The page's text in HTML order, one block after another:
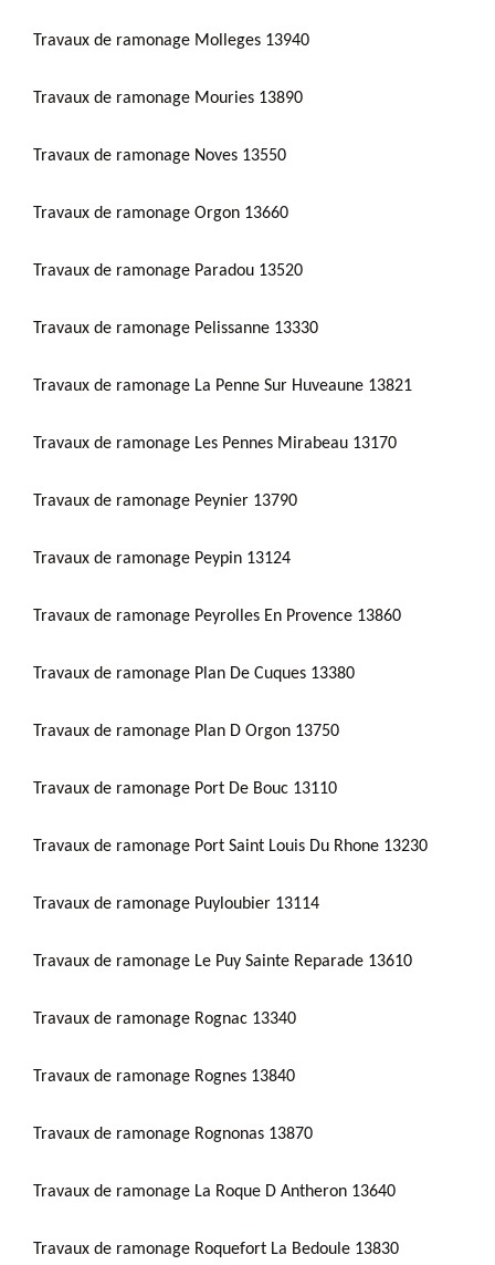
Travaux de ramonage Molleges 13940
Travaux de ramonage Mouries 13890
Travaux de ramonage Noves 13550
Travaux de ramonage Orgon 13660
Travaux de ramonage Paradou 13520
Travaux de ramonage Pelissanne 13330
Travaux de ramonage La Penne Sur Huveaune 13821
Travaux de ramonage Les Pennes Mirabeau 13170
Travaux de ramonage Peynier 13790
Travaux de ramonage Peypin 13124
Travaux de ramonage Peyrolles En Provence 13860
Travaux de ramonage Plan De Cuques 13380
Travaux de ramonage Plan D Orgon 13750
Travaux de ramonage Port De Bouc 13110
Travaux de ramonage Port Saint Louis Du Rhone 13230
Travaux de ramonage Puyloubier 13114
Travaux de ramonage Le Puy Sainte Reparade 13610
Travaux de ramonage Rognac 13340
Travaux de ramonage Rognes 13840
Travaux de ramonage Rognonas 13870
Travaux de ramonage La Roque D Antheron 13640
Travaux de ramonage Roquefort La Bedoule 13830